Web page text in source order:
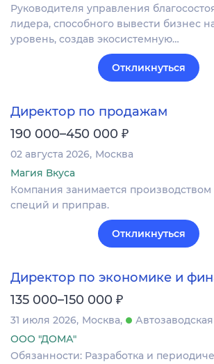
Руководителя управления
лидера, способного вывести бизнес
уровень, создав экосистемную…
Откликнуться
Директор по продажам
190 000–450 000 ₽
02 августа 2026 Москва
Магия Вкуса
Компания занимается
специй и приправ.
Откликнуться
Директор по экономике и
135 000–150 000 ₽
31 июля 2026 Москва
Автозаводская
ООО "ДОМА"
Обязанности: Разработка и